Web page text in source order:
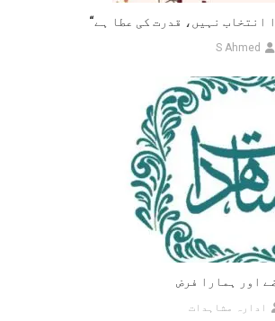
انتخاب نہیں، قدرت کی عطا ہے“
S Ahmed
اور ہمارا فرض
ادارہ مشاہدات